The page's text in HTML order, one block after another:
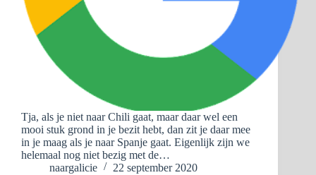
Tja, als je niet naar Chili gaat, maar daar wel een
mooi stuk grond in je bezit hebt, dan zit je daar mee
in je maag als je naar Spanje gaat. Eigenlijk zijn we
helemaal nog niet bezig met de…
naargalicie
22 september 2020